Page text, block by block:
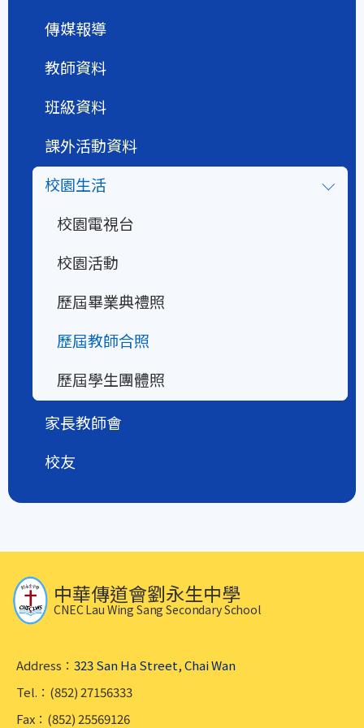
傳媒報導
教師資料
班級資料
課外活動資料
校園生活
校園電視台
校園活動
歷屆畢業典禮照
歷屆教師合照
歷屆學生團體照
家長教師會
校友
中華傳道會劉永生中學
CNEC Lau Wing Sang Secondary School
Address： 323 San Ha Street, Chai Wan
Tel.：(852) 27156333
Fax：(852) 25569126